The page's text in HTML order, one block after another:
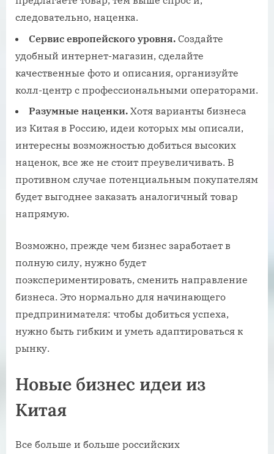
следовательно, наценка.
Сервис европейского уровня. Создайте
удобный интернет-магазин, сделайте
качественные фото и описания, организуйте
колл-центр с профессиональными операторами.
Разумные наценки. Хотя варианты бизнеса
из Китая в Россию, идеи которых мы описали,
интересны возможностью добиться высоких
наценок, все же не стоит преувеличивать. В
противном случае потенциальным покупателям
будет выгоднее заказать аналогичный товар
напрямую.
Возможно, прежде чем бизнес заработает в
полную силу, нужно будет
поэкспериментировать, сменить направление
бизнеса. Это нормально для начинающего
предпринимателя: чтобы добиться успеха,
нужно быть гибким и уметь адаптироваться к
рынку.
Новые бизнес идеи из
Китая
Все больше и больше российских